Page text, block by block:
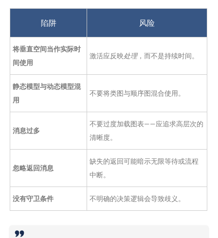
陷阱 风险
将垂直空间当作实际时
间使用
激活应反映处理，而不是持续时间。
静态模型与动态模型混
用
不要将类图与顺序图混合使用。
消息过多
不要过度加载图表——应追求高层次的
清晰度。
忽略返回消息
缺失的返回可能暗示无限等待或流程
中断。
没有守卫条件 不明确的决策逻辑会导致歧义。